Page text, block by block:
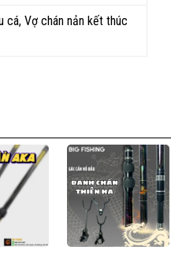
cá, Vợ chán nản kết thúc